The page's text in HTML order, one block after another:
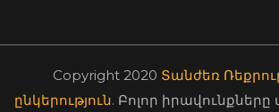
Copyright 2020 Տանժեռ
ընկերություն. Բոլոր